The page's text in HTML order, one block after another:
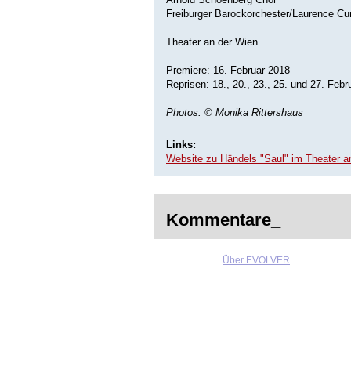
Freiburger Barockorchester/Laurence
Theater an der Wien
Premiere: 16. Februar 2018
Reprisen: 18., 20., 23., 25. und 27.
Photos: © Monika Rittershaus
Links:
Website zu Händels "Saul" im Theater
Kommentare_
Über EVOLVER